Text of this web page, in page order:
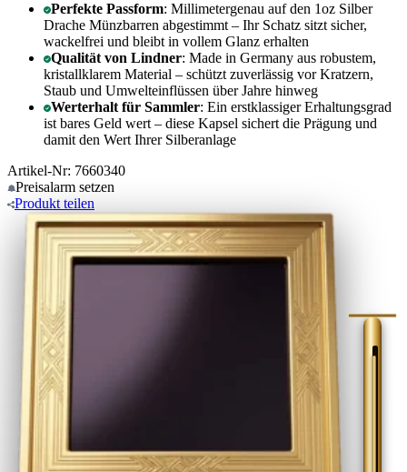
Perfekte Passform: Millimetergenau auf den 1oz Silber
Drache Münzbarren abgestimmt – Ihr Schatz sitzt sicher,
wackelfrei und bleibt in vollem Glanz erhalten
Qualität von Lindner: Made in Germany aus robustem,
kristallklarem Material – schützt zuverlässig vor Kratzern,
Staub und Umwelteinflüssen über Jahre hinweg
Werterhalt für Sammler: Ein erstklassiger Erhaltungsgrad
ist bares Geld wert – diese Kapsel sichert die Prägung und
damit den Wert Ihrer Silberanlage
Artikel-Nr: 7660340
Preisalarm setzen
Produkt teilen